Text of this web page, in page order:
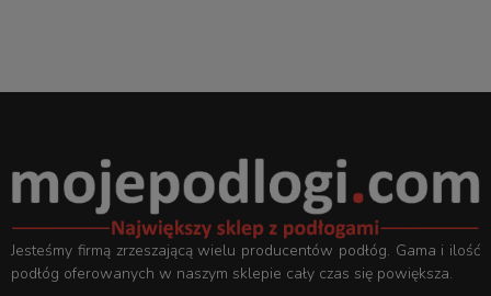
Jesteśmy firmą zrzeszającą wielu producentów podłóg. Gama i ilość
podłóg oferowanych w naszym sklepie cały czas się powiększa.